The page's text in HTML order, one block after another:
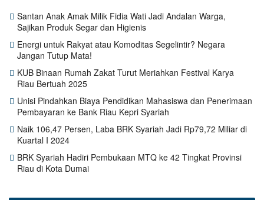
Santan Anak Amak Milik Fidia Wati Jadi Andalan Warga,
Sajikan Produk Segar dan Higienis
Energi untuk Rakyat atau Komoditas Segelintir? Negara
Jangan Tutup Mata!
KUB Binaan Rumah Zakat Turut Meriahkan Festival Karya
Riau Bertuah 2025
Unisi Pindahkan Biaya Pendidikan Mahasiswa dan Penerimaan
Pembayaran ke Bank Riau Kepri Syariah
Naik 106,47 Persen, Laba BRK Syariah Jadi Rp79,72 Miliar di
Kuartal I 2024
BRK Syariah Hadiri Pembukaan MTQ ke 42 Tingkat Provinsi
Riau di Kota Dumai